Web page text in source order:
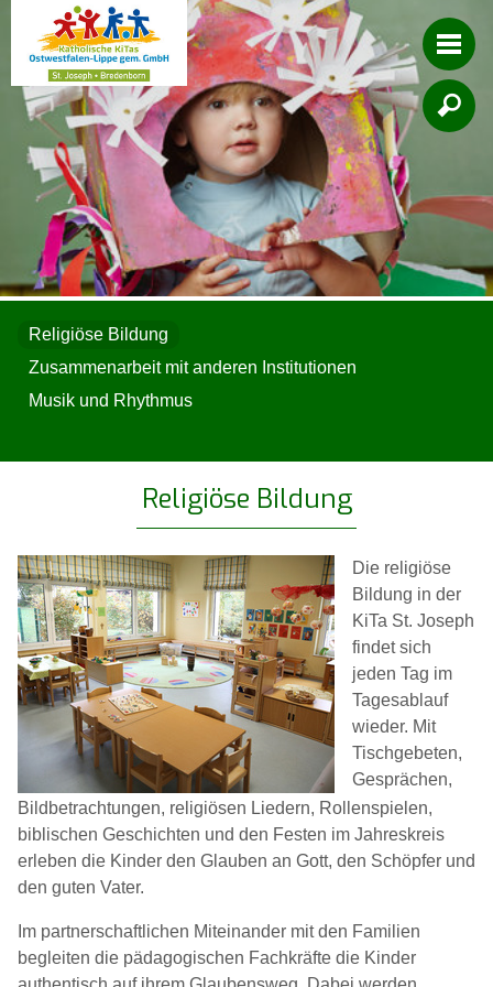

Religiöse Bildung
Zusammenarbeit mit anderen Institutionen
Musik und Rhythmus
Religiöse Bildung
Die religiöse
Bildung in der
KiTa St. Joseph
findet sich
jeden Tag im
Tagesablauf
wieder. Mit
Tischgebeten,
Gesprächen,
Bildbetrachtungen, religiösen Liedern, Rollenspielen,
biblischen Geschichten und den Festen im Jahreskreis
erleben die Kinder den Glauben an Gott, den Schöpfer und
den guten Vater.
Im partnerschaftlichen Miteinander mit den Familien
begleiten die pädagogischen Fachkräfte die Kinder